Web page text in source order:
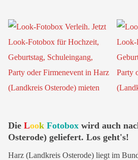
Die Look Fotobox wird auch
Osterode) geliefert. Los geht's!
Harz (Landkreis Osterode) liegt im